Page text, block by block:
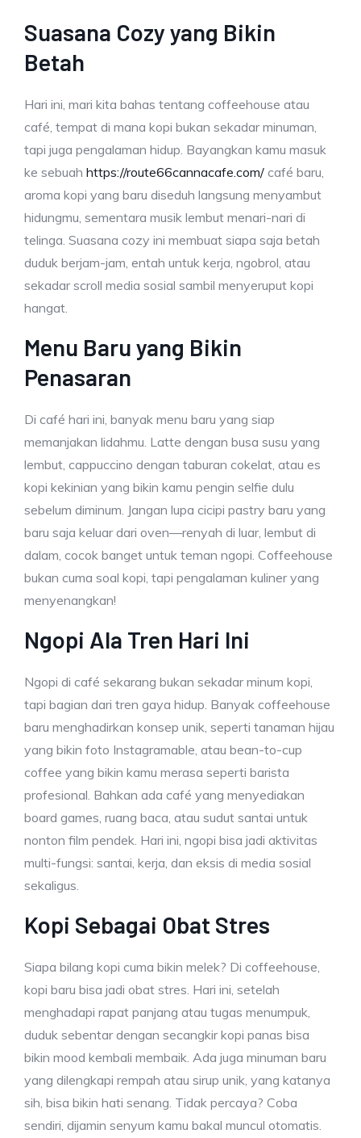
Suasana Cozy yang Bikin
Betah
Hari ini, mari kita bahas tentang coffeehouse atau
café, tempat di mana kopi bukan sekadar minuman,
tapi juga pengalaman hidup. Bayangkan kamu masuk
ke sebuah https://route66cannacafe.com/ café baru,
aroma kopi yang baru diseduh langsung menyambut
hidungmu, sementara musik lembut menari-nari di
telinga. Suasana cozy ini membuat siapa saja betah
duduk berjam-jam, entah untuk kerja, ngobrol, atau
sekadar scroll media sosial sambil menyeruput kopi
hangat.
Menu Baru yang Bikin
Penasaran
Di café hari ini, banyak menu baru yang siap
memanjakan lidahmu. Latte dengan busa susu yang
lembut, cappuccino dengan taburan cokelat, atau es
kopi kekinian yang bikin kamu pengin selfie dulu
sebelum diminum. Jangan lupa cicipi pastry baru yang
baru saja keluar dari oven—renyah di luar, lembut di
dalam, cocok banget untuk teman ngopi. Coffeehouse
bukan cuma soal kopi, tapi pengalaman kuliner yang
menyenangkan!
Ngopi Ala Tren Hari Ini
Ngopi di café sekarang bukan sekadar minum kopi,
tapi bagian dari tren gaya hidup. Banyak coffeehouse
baru menghadirkan konsep unik, seperti tanaman hijau
yang bikin foto Instagramable, atau bean-to-cup
coffee yang bikin kamu merasa seperti barista
profesional. Bahkan ada café yang menyediakan
board games, ruang baca, atau sudut santai untuk
nonton film pendek. Hari ini, ngopi bisa jadi aktivitas
multi-fungsi: santai, kerja, dan eksis di media sosial
sekaligus.
Kopi Sebagai Obat Stres
Siapa bilang kopi cuma bikin melek? Di coffeehouse,
kopi baru bisa jadi obat stres. Hari ini, setelah
menghadapi rapat panjang atau tugas menumpuk,
duduk sebentar dengan secangkir kopi panas bisa
bikin mood kembali membaik. Ada juga minuman baru
yang dilengkapi rempah atau sirup unik, yang katanya
sih, bisa bikin hati senang. Tidak percaya? Coba
sendiri, dijamin senyum kamu bakal muncul otomatis.